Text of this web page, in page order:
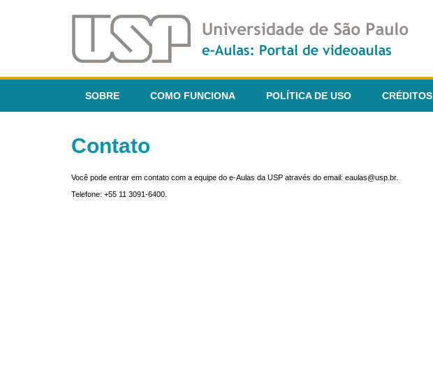
SOBRE COMO FUNCIONA POLÍTICA DE USO CRÉDITOS
Contato
Você pode entrar em contato com a equipe do e-Aulas da USP através do email: eaulas@usp.br.
Telefone: +55 11 3091-6400.